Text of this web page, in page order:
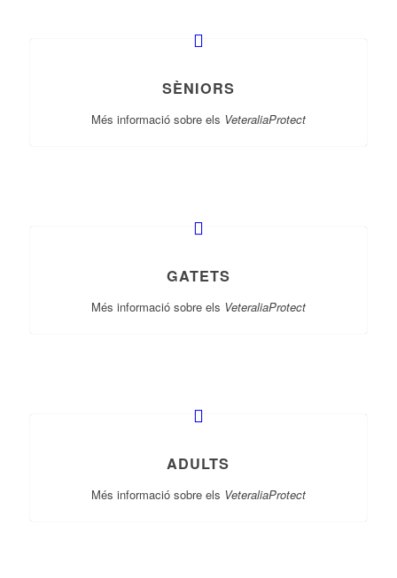
SÈNIORS
Més informació sobre els VeteraliaProtect
GATETS
Més informació sobre els VeteraliaProtect
ADULTS
Més informació sobre els VeteraliaProtect